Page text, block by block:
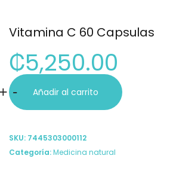
Vitamina C 60 Capsulas
₡5,250.00
-
Vitamina
C
Capsulas
Añadir al carrito
SKU: 7445303000112
Categoría:Medicina natural